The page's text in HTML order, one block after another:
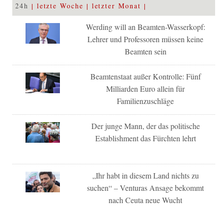
24h letzte Woche letzter Monat
Werding will an Beamten-Wasserkopf:
Lehrer und Professoren müssen keine
Beamten sein
Beamtenstaat außer Kontrolle: Fünf
Milliarden Euro allein für
Familienzuschläge
Der junge Mann, der das politische
Establishment das Fürchten lehrt
„Ihr habt in diesem Land nichts zu
suchen“ – Venturas Ansage bekommt
nach Ceuta neue Wucht